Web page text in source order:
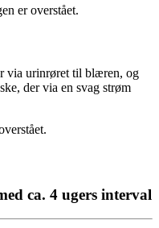
er overstået.
via urinrøret til blæren, og
der via en svag strøm
ca. 4 ugers interval